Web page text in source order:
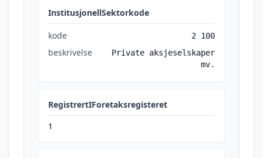
InstitusjonellSektorkode
kode 2 100
beskrivelse
Private aksjeselskaper
mv.
RegistrertIForetaksregisteret
1